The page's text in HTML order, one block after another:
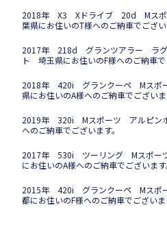
2018年 X3 Xドライブ 20d Mスポ
葉県にお住いのT様へのご納車でござい
2017年 218d グランツアラー ラグ
ト 埼玉県にお住いのF様へのご納車で
2018年 420i グランクーペ Mスポ
県にお住いのA様へのご納車でございま
2019年 320i Mスポーツ アルピン
へのご納車でございます。
2017年 530i ツーリング Mスポー
にお住いのA様へのご納車でございます
2015年 420i グランクーペ Mスポ
都にお住いのF様へのご納車でございま